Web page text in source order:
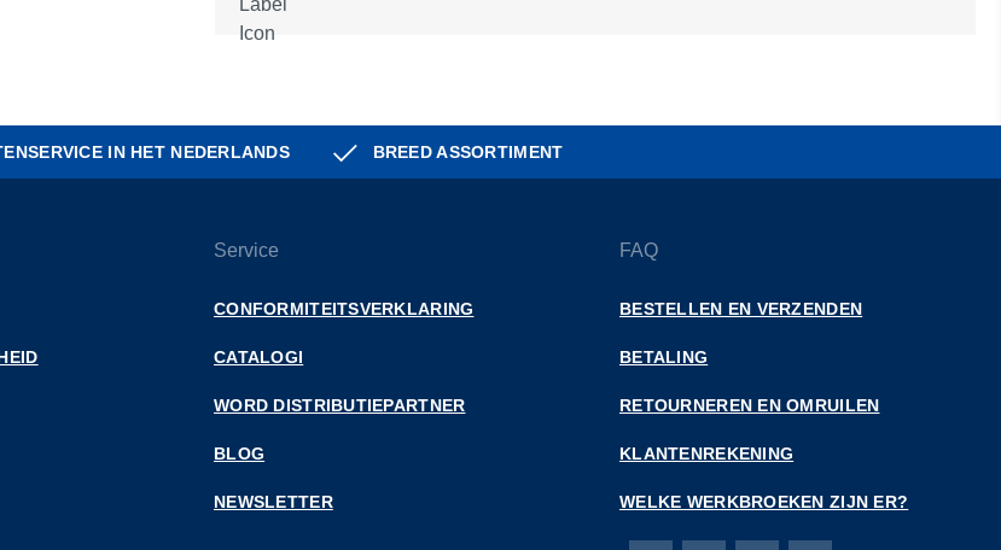
IN HET NEDERLANDS BREED ASSORTIMENT
Service
CONFORMITEITSVERKLARING
CATALOGI
WORD DISTRIBUTIEPARTNER
BLOG
NEWSLETTER
FAQ
BESTELLEN EN VERZENDEN
BETALING
RETOURNEREN EN OMRUILEN
KLANTENREKENING
WELKE WERKBROEKEN ZIJN ER?